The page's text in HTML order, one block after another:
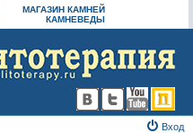
МАГАЗИН КАМНЕЙ
КАМНЕВЕДЫ
Вход